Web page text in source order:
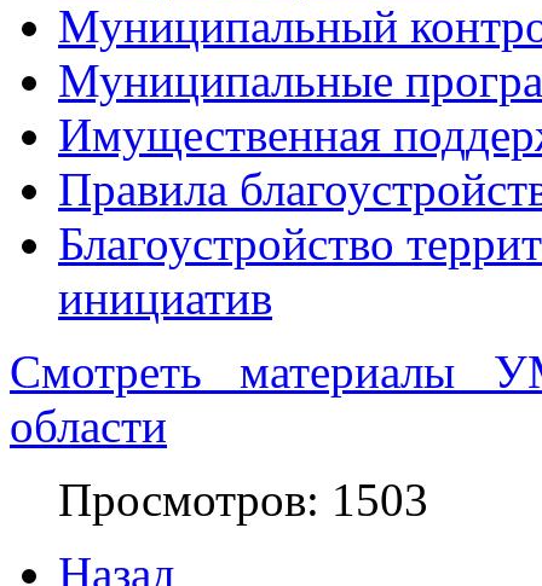
Муниципальный
Муниципальные
Имущественная
Правила
Благоустройство
инициатив
Смотреть материалы
области
Просмотров: 1503
Назад